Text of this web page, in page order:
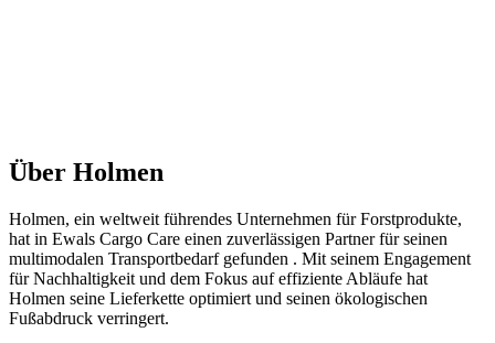
Über Holmen
Holmen, ein weltweit führendes Unternehmen für Forstprodukte,
hat in Ewals Cargo Care einen zuverlässigen Partnerfür seinen
multimodalen Transportbedarfgefunden . Mit seinem Engagement
für Nachhaltigkeit und dem Fokus auf effiziente Abläufe hat
Holmen seine Lieferkette optimiert und seinen ökologischen
Fußabdruck verringert.